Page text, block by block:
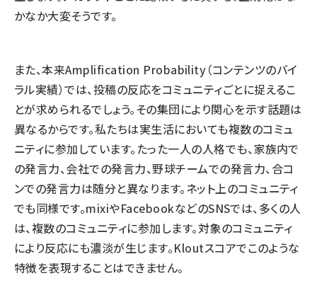
かなか大変そうです。
また、本来Amplification Probability（コンテンツのバイ
ラル実績）では、投稿の反応をコミュニティごとに捉えるこ
とが求められるでしょう。その集団により関心を示す話題は
異なるからです。私たちは実生活においても複数のコミュ
ニティに参加しています。たった一人の人格でも、家族内で
の発言力、会社での発言力、野球チームでの発言力、合コ
ンでの発言力は随分と異なります。ネット上のコミュニティ
でも同様です。mixiやFacebookなどのSNSでは、多くの人
は、複数のコミュニティに参加します。対象のコミュニティ
により反応にも濃淡が生じます。Kloutスコアでこのような
特徴を表現することはできません。